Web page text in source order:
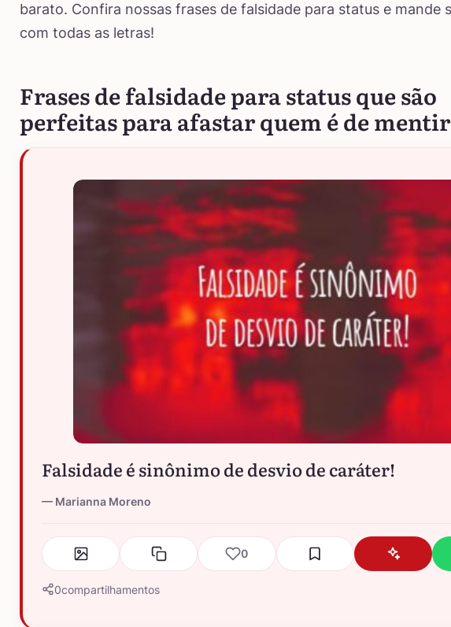
barato. Confira nossas frases de falsidade para status e mande
com todas as letras!
Frases de falsidade para status que são
perfeitas para afastar quem é de
Falsidade é sinônimo de desvio de caráter!
Marianna Moreno
0
0compartilhamentos